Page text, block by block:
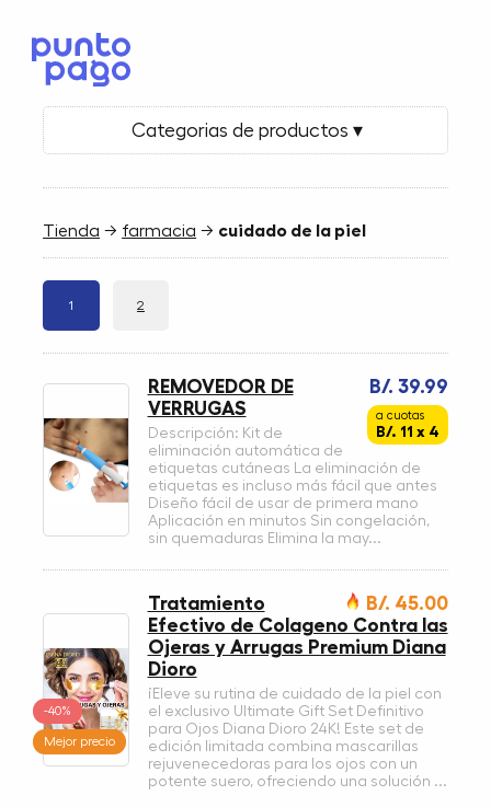
Categorias de productos ▾
Tienda → farmacia → cuidado de la piel
1 2
B/. 39.99
a cuotas
B/. 11 x 4
REMOVEDOR DE
VERRUGAS
Descripción: Kit de
eliminación automática de
etiquetas cutáneas La eliminación de
etiquetas es incluso más fácil que antes
Diseño fácil de usar de primera mano
Aplicación en minutos Sin congelación,
sin quemaduras Elimina la may...
-40%
Mejor precio
B/. 45.00
Tratamiento
Efectivo de Colageno Contra las
Ojeras y Arrugas Premium Diana
Dioro
¡Eleve su rutina de cuidado de la piel con
el exclusivo Ultimate Gift Set Definitivo
para Ojos Diana Dioro 24K! Este set de
edición limitada combina mascarillas
rejuvenecedoras para los ojos con un
potente suero, ofreciendo una solución ...